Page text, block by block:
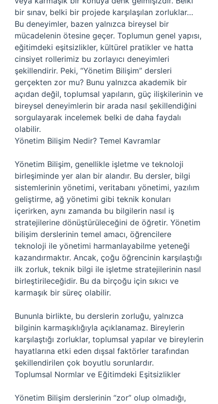
bir sınav, belki bir projede karşılaşılan zorluklar…
Bu deneyimler, bazen yalnızca bireysel bir
mücadelenin ötesine geçer. Toplumun genel yapısı,
eğitimdeki eşitsizlikler, kültürel pratikler ve hatta
cinsiyet rollerimiz bu zorlayıcı deneyimleri
şekillendirir. Peki, “Yönetim Bilişim” dersleri
gerçekten zor mu? Bunu yalnızca akademik bir
açıdan değil, toplumsal yapıların, güç ilişkilerinin ve
bireysel deneyimlerin bir arada nasıl şekillendiğini
sorgulayarak incelemek belki de daha faydalı
olabilir.
Yönetim Bilişim Nedir? Temel Kavramlar
Yönetim Bilişim, genellikle işletme ve teknoloji
birleşiminde yer alan bir alandır. Bu dersler, bilgi
sistemlerinin yönetimi, veritabanı yönetimi, yazılım
geliştirme, ağ yönetimi gibi teknik konuları
içerirken, aynı zamanda bu bilgilerin nasıl iş
stratejilerine dönüştürüleceğini de öğretir. Yönetim
bilişim derslerinin temel amacı, öğrencilere
teknoloji ile yönetimi harmanlayabilme yeteneği
kazandırmaktır. Ancak, çoğu öğrencinin karşılaştığı
ilk zorluk, teknik bilgi ile işletme stratejilerinin nasıl
birleştirileceğidir. Bu da birçoğu için sıkıcı ve
karmaşık bir süreç olabilir.
Bununla birlikte, bu derslerin zorluğu, yalnızca
bilginin karmaşıklığıyla açıklanamaz. Bireylerin
karşılaştığı zorluklar, toplumsal yapılar ve bireylerin
hayatlarına etki eden dışsal faktörler tarafından
şekillendirilen çok boyutlu sorunlardır.
Toplumsal Normlar ve Eğitimdeki Eşitsizlikler
Yönetim Bilişim derslerinin “zor” olup olmadığı,